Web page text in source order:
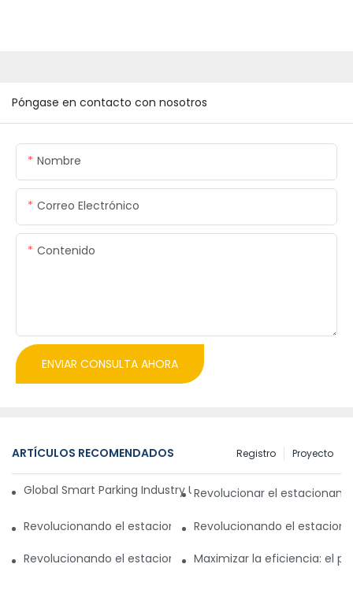
Póngase en contacto con nosotros
Nombre
Correo Electrónico
Contenido
ENVIAR CONSULTA AHORA
ARTÍCULOS RECOMENDADOS Proyecto
Registro
Global Smart Parking Industry Update for Third Quarter of
Revolucionar el
Revolucionando el estacionamiento con un sistema de
Revolucionando el
Revolucionando el estacionamiento en Pakistán: un
Maximizar la eficiencia: el